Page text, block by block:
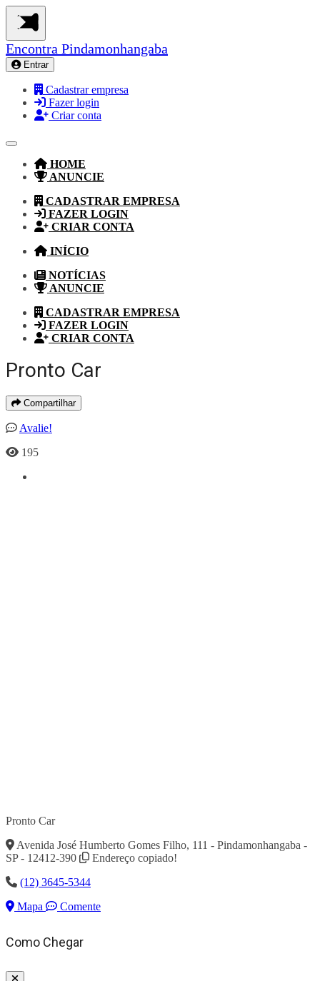
Encontra Pindamonhangaba
Entrar
Cadastrar empresa
Fazer login
Criar conta
HOME
ANUNCIE
CADASTRAR EMPRESA
FAZER LOGIN
CRIAR CONTA
INÍCIO
NOTÍCIAS
ANUNCIE
CADASTRAR EMPRESA
FAZER LOGIN
CRIAR CONTA
Pronto Car
Compartilhar
Avalie!
195
Pronto Car
Avenida José Humberto Gomes Filho, 111 - Pindamonhangaba -
SP - 12412-390
Endereço copiado!
(12) 3645-5344
Mapa
Comente
Como Chegar